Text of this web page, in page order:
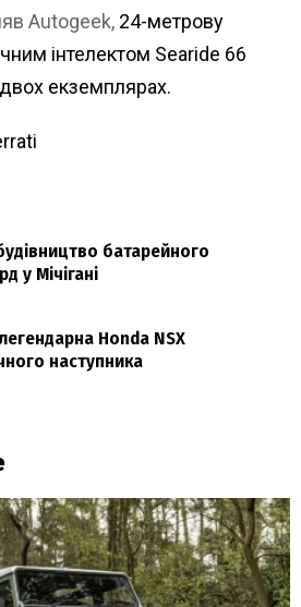
Autogeek, 24-метрову
інтелектом Searide 66
екземплярах.
батарейного
у Мічігані
Honda NSX
наступника